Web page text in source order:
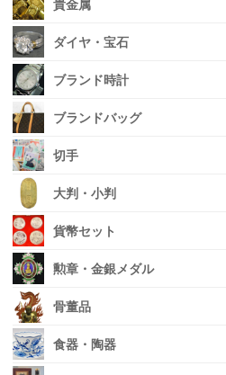
貴金属
ダイヤ・宝石
ブランド時計
ブランドバッグ
切手
大判・小判
貨幣セット
勲章・金銀メダル
骨董品
食器・陶器